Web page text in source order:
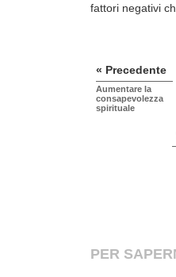
fattori negativi
« Precedente
Aumentare la
consapevolezza
spirituale
PER